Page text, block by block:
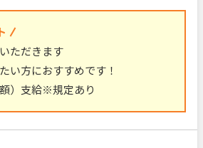
ただきます
い方におすすめです！
）支給※規定あり